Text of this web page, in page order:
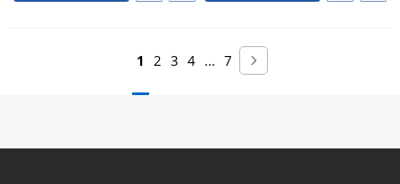
1 2 3 4 ... 7